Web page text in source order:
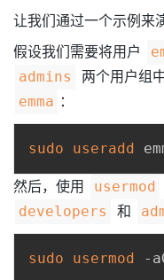
让我们通过一个示例来
假设我们需要将用户
admins 两个用户组
emma ：
sudo useradd
然后，使用 usermod
developers 和
sudo usermod